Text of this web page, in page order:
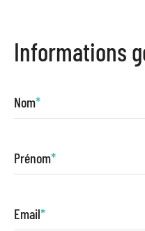
Informations
Nom*
Prénom*
Email*